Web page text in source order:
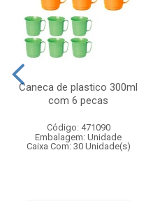
Caneca de plastico 300ml
com 6 pecas
Código: 471090
Embalagem: Unidade
Caixa Com: 30 Unidade(s)